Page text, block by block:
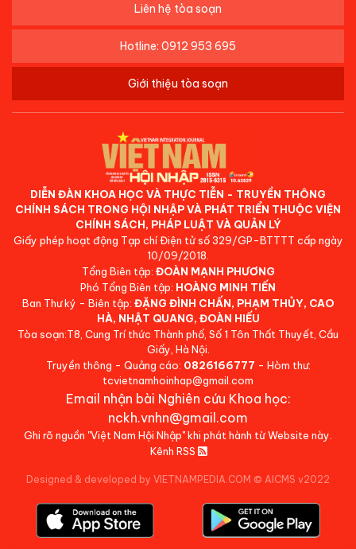
Liên hệ tòa soạn
Hotline: 0912 953 695
Giới thiệu tòa soạn
DIỄN ĐÀN KHOA HỌC VÀ THỰC TIỄN - TRUYỀN THÔNG
CHÍNH SÁCH TRONG HỘI NHẬP VÀ PHÁT TRIỂN THUỘC VIỆN
CHÍNH SÁCH, PHÁP LUẬT VÀ QUẢN LÝ
Giấy phép hoạt động Tạp chí Điện tử số 329/GP-BTTTT cấp ngày
10/09/2018.
Tổng Biên tập: ĐOÀN MẠNH PHƯƠNG
Phó Tổng Biên tập: HOÀNG MINH TIẾN
Ban Thư ký - Biên tập: ĐẶNG ĐÌNH CHẤN, PHẠM THỦY, CAO
HÀ, NHẬT QUANG, ĐOÀN HIẾU
Tòa soạn:T8, Cung Trí thức Thành phố, Số 1 Tôn Thất Thuyết, Cầu
Giấy, Hà Nội.
Truyền thông - Quảng cáo: 0826166777 - Hòm thư:
tcvietnamhoinhap@gmail.com
Email nhận bài Nghiên cứu Khoa học:
nckh.vnhn@gmail.com
Ghi rõ nguồn "Việt Nam Hội Nhập" khi phát hành từ Website này.
Kênh RSS
Designed & developed by VIETNAMPEDIA.COM © AICMS v2022